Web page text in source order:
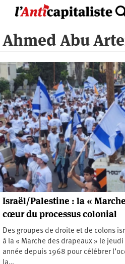
principal
Ahmed Abu
Israël/Palestine : la «
cœur du processus colonial
Des groupes de droite et de colons
à la « Marche des drapeaux » le
année depuis 1968 pour célébrer